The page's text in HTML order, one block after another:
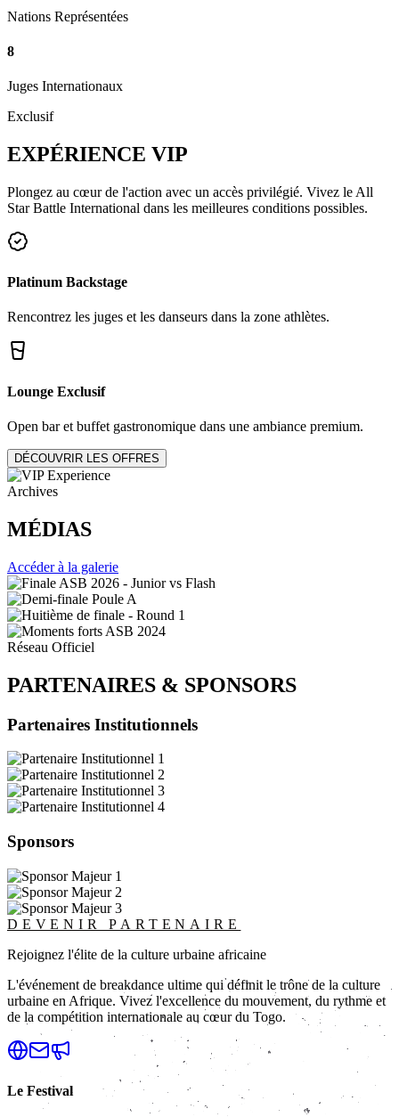
Nations Représentées
8
Juges Internationaux
Exclusif
EXPÉRIENCE VIP
Plongez au cœur de l'action avec un accès privilégié. Vivez le All
Star Battle International dans les meilleures conditions possibles.
Platinum Backstage
Rencontrez les juges et les danseurs dans la zone athlètes.
Lounge Exclusif
Open bar et buffet gastronomique dans une ambiance premium.
DÉCOUVRIR LES OFFRES
Archives
MÉDIAS
Accéder à la galerie
Réseau Officiel
PARTENAIRES & SPONSORS
Partenaires Institutionnels
Sponsors
DEVENIR PARTENAIRE
Rejoignez l'élite de la culture urbaine africaine
L'événement de breakdance ultime qui définit le trône de la culture
urbaine en Afrique. Vivez l'excellence du mouvement, du rythme et
de la compétition internationale au cœur du Togo.
Le Festival